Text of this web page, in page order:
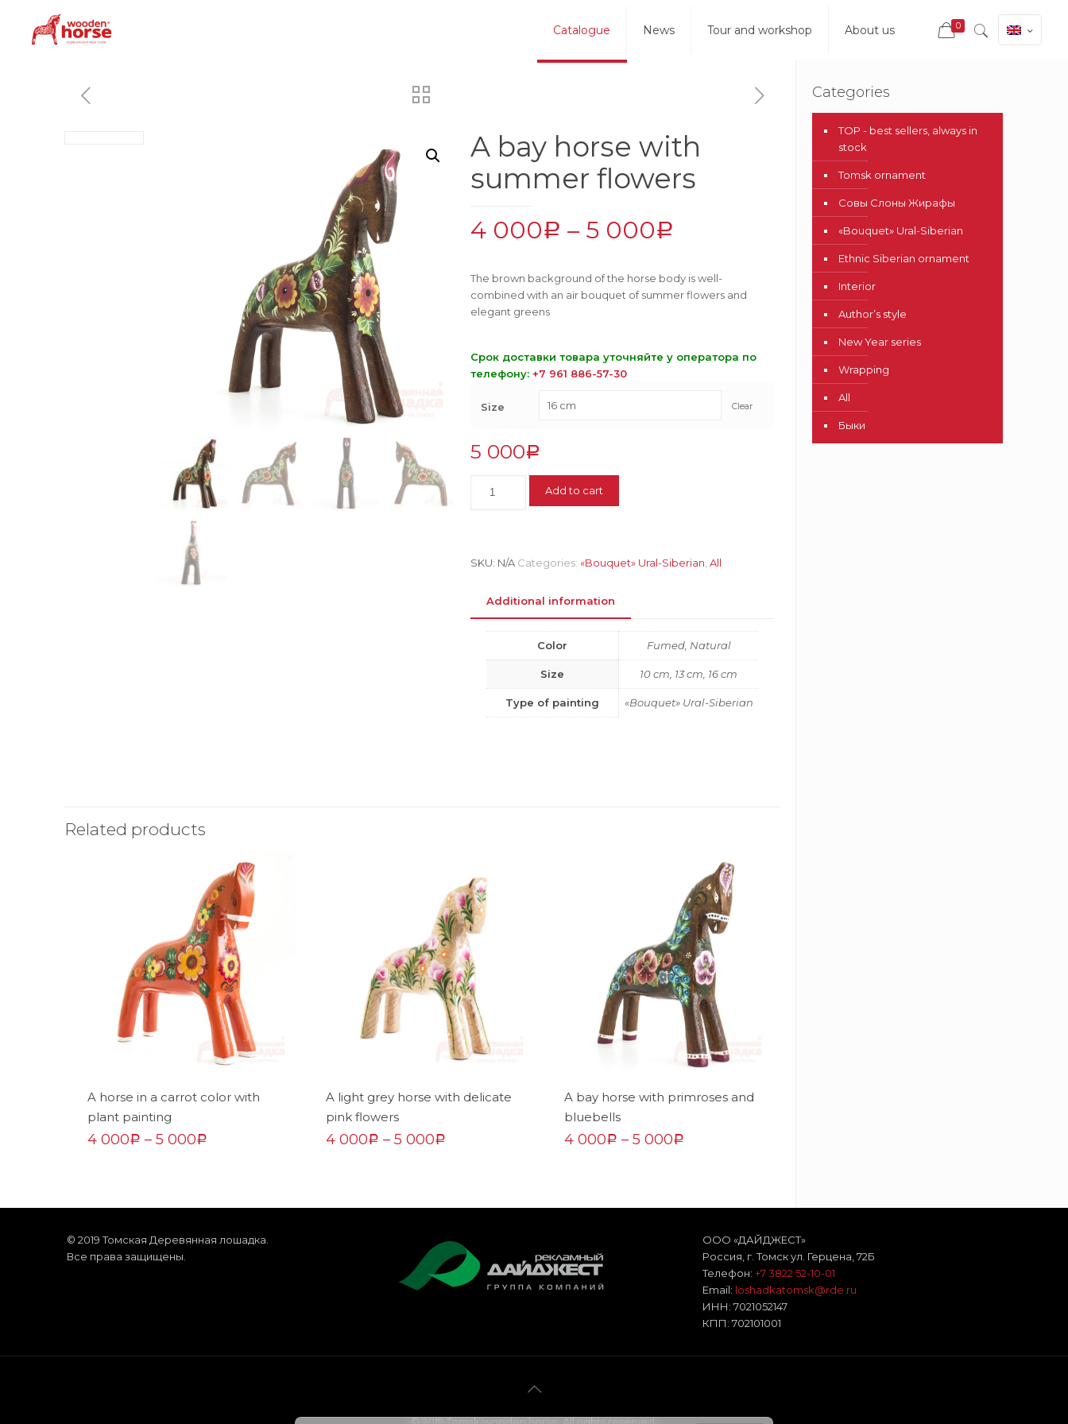
Catalogue News Tour and workshop About us 0
A bay horse with
summer flowers
4 000Р – 5 000Р
The brown background of the horse body is well-
combined with an air bouquet of summer flowers and
elegant greens
Срок доставки товара уточняйте у оператора по
телефону:+7 961 886-57-30
Size Clear
5 000Р
bay
flowers
Add to cart
SKU: N/A Categories:«Bouquet» Ural-Siberian ,All
Additional information
Color Fumed, Natural
Size 10 cm, 13 cm, 16 cm
Type of painting «Bouquet» Ural-Siberian
Related products
A horse in a carrot color with
plant painting
4 000Р –5 000Р
A light grey horse with delicate
pink flowers
4 000Р –5 000Р
A bay horse with primroses and
bluebells
4 000Р –5 000Р
Categories
TOP - best sellers, аlways in
stock
Tomsk ornament
Совы Слоны Жирафы
«Bouquet» Ural-Siberian
Ethnic Siberian ornament
Interior
Author’s style
New Year series
Wrapping
All
Быки
© 2019 Томская Деревянная лошадка.
Все права защищены.
ООО «ДАЙДЖЕСТ»
Россия , г.Томскул. Герцена, 72Б
Телефон: +7 3822 52-10-01
Email: loshadkatomsk@rde.ru
ИНН: 7021052147
КПП: 702101001